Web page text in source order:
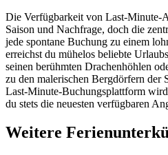
Die Verfügbarkeit von Last-Minute-
Saison und Nachfrage, doch die
jede spontane Buchung zu einem
erreichst du mühelos beliebte
seinen berühmten Drachenhöhlen
zu den malerischen Bergdörfern der
Last-Minute-Buchungsplattform
du stets die neuesten verfügbaren
Weitere